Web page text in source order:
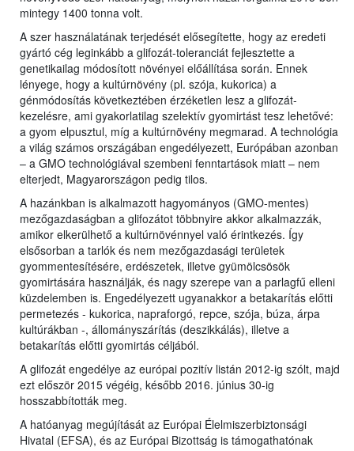
mintegy 1400 tonna volt.
A szer használatának terjedését elősegítette, hogy az eredeti
gyártó cég leginkább a glifozát-toleranciát fejlesztette a
genetikailag módosított növényei előállítása során. Ennek
lényege, hogy a kultúrnövény (pl. szója, kukorica) a
génmódosítás következtében érzéketlen lesz a glifozát-
kezelésre, ami gyakorlatilag szelektív gyomirtást tesz lehetővé:
a gyom elpusztul, míg a kultúrnövény megmarad. A technológia
a világ számos országában engedélyezett, Európában azonban
– a GMO technológiával szembeni fenntartások miatt – nem
elterjedt, Magyarországon pedig tilos.
A hazánkban is alkalmazott hagyományos (GMO-mentes)
mezőgazdaságban a glifozátot többnyire akkor alkalmazzák,
amikor elkerülhető a kultúrnövénnyel való érintkezés. Így
elsősorban a tarlók és nem mezőgazdasági területek
gyommentesítésére, erdészetek, illetve gyümölcsösök
gyomirtására használják, és nagy szerepe van a parlagfű elleni
küzdelemben is. Engedélyezett ugyanakkor a betakarítás előtti
permetezés - kukorica, napraforgó, repce, szója, búza, árpa
kultúrákban -, állományszárítás (deszikkálás), illetve a
betakarítás előtti gyomirtás céljából.
A glifozát engedélye az európai pozitív listán 2012-ig szólt, majd
ezt először 2015 végéig, később 2016. június 30-ig
hosszabbították meg.
A hatóanyag megújítását az Európai Élelmiszerbiztonsági
Hivatal (EFSA), és az Európai Bizottság is támogathatónak